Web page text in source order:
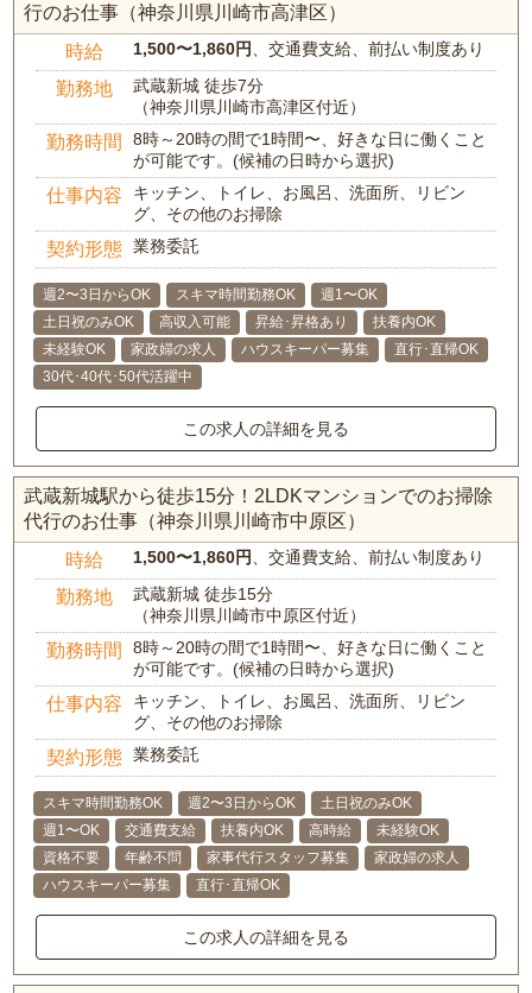
行のお仕事（神奈川県川崎市高津区）
時給 1,500〜1,860円、交通費支給、前払い制度あり
勤務地
武蔵新城 徒歩7分
（神奈川県川崎市高津区付近）
勤務時間
8時～20時の間で1時間〜、好きな日に働くこと
が可能です。(候補の日時から選択)
仕事内容
キッチン、トイレ、お風呂、洗面所、リビン
グ、その他のお掃除
契約形態 業務委託
週2〜3日からOK スキマ時間勤務OK
週1〜OK
土日祝のみOK
高収入可能 昇給･昇格あり
扶養内OK
未経験OK
家政婦の求人 ハウスキーパー募集
直行･直帰OK
30代･40代･50代活躍中
この求人の詳細を見る
武蔵新城駅から徒歩15分！2LDKマンションでのお掃除
代行のお仕事（神奈川県川崎市中原区）
時給 1,500〜1,860円、交通費支給、前払い制度あり
勤務地
武蔵新城 徒歩15分
（神奈川県川崎市中原区付近）
勤務時間
8時～20時の間で1時間〜、好きな日に働くこと
が可能です。(候補の日時から選択)
仕事内容
キッチン、トイレ、お風呂、洗面所、リビン
グ、その他のお掃除
契約形態 業務委託
スキマ時間勤務OK 週2〜3日からOK
土日祝のみOK
週1〜OK
交通費支給 扶養内OK 高時給
未経験OK
資格不要
年齢不問 家事代行スタッフ募集
家政婦の求人
ハウスキーパー募集
直行･直帰OK
この求人の詳細を見る